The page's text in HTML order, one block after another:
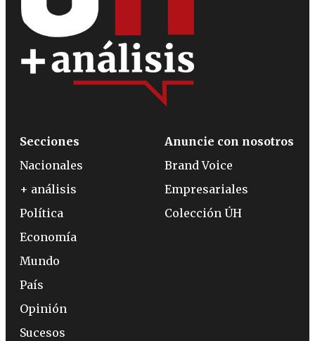
Secciones
Nacionales
+ análisis
Política
Economía
Mundo
País
Opinión
Sucesos
Anuncie con nosotros
Brand Voice
Empresariales
Colección ÚH